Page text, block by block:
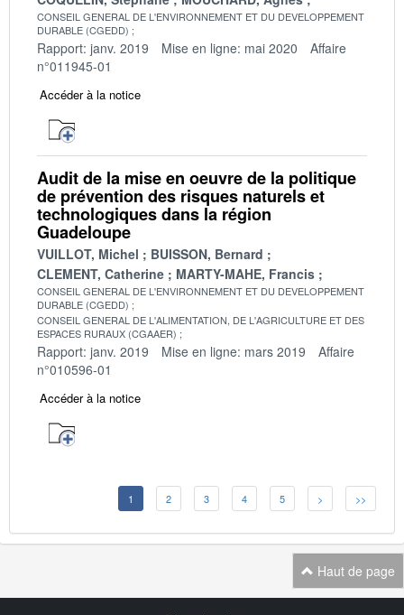
CONSEIL GENERAL DE L'ENVIRONNEMENT ET DU DEVELOPPEMENT
DURABLE (CGEDD)
Rapport: janv. 2019 Mise en ligne: mai 2020
Affaire
n°011945-01
Accéder à la notice
Audit de la mise en oeuvre de la politique
de prévention des risques naturels et
technologiques dans la région
Guadeloupe
VUILLOT, Michel
BUISSON, Bernard
CLEMENT, Catherine
MARTY-MAHE, Francis
CONSEIL GENERAL DE L'ENVIRONNEMENT ET DU DEVELOPPEMENT
DURABLE (CGEDD)
CONSEIL GENERAL DE L'ALIMENTATION, DE L'AGRICULTURE ET DES
ESPACES RURAUX (CGAAER)
Rapport: janv. 2019 Mise en ligne: mars 2019
Affaire
n°010596-01
Accéder à la notice
1 2 3 4 5 > >>
Haut de page